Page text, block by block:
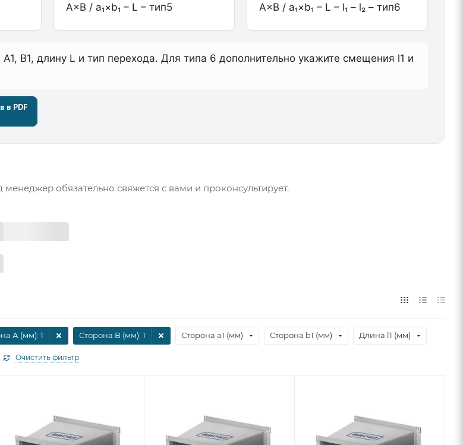
A×B / a₁×b₁ – L – тип5 A×B / a₁×b₁ – L – l₁ – l₂ – тип6
A1, B1, длину L и тип перехода. Для типа 6 дополнительно укажите смещения l1 и
в PDF
обязательно свяжется с вами и проконсультирует.
А (мм): 1 Сторона B (мм): 1 Сторона a1 (мм) Сторона b1 (мм) Длина l1 (мм)
Очистить фильтр